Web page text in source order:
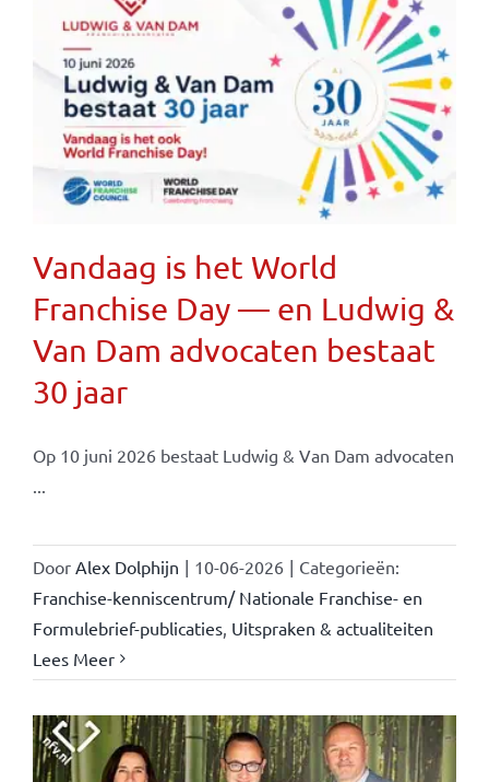
Vandaag is het World
Franchise Day — en Ludwig &
Van Dam advocaten bestaat
30 jaar
Op 10 juni 2026 bestaat Ludwig & Van Dam advocaten
...
Door Alex Dolphijn | 10-06-2026 | Categorieën:
Franchise-kenniscentrum/ Nationale Franchise- en
Formulebrief-publicaties, Uitspraken & actualiteiten
Lees Meer